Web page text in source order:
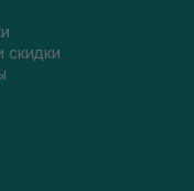
скидки